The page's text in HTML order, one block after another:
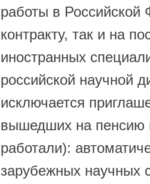
работы в Российской
контракту, так и на
иностранных
российской научной
исключается
вышедших на пенсию
работали):
зарубежных научных